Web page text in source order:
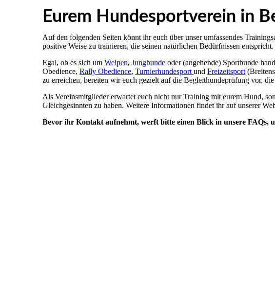
Eurem Hundesportverein in
Auf den folgenden Seiten könnt ihr euch über unser umfassendes
positive Weise zu trainieren, die seinen natürlichen Bedürfnissen
Egal, ob es sich um Welpen, Junghunde oder (angehende) Sporthunde
Obedience, Rally Obedience, Turnierhundesport und Freizeitsport
zu erreichen, bereiten wir euch gezielt auf die Begleithundeprüfung vor,
Als Vereinsmitglieder erwartet euch nicht nur Training mit eurem Hund,
Gleichgesinnten zu haben. Weitere Informationen findet ihr auf unserer
Bevor ihr Kontakt aufnehmt, werft bitte einen Blick in unsere FAQs,